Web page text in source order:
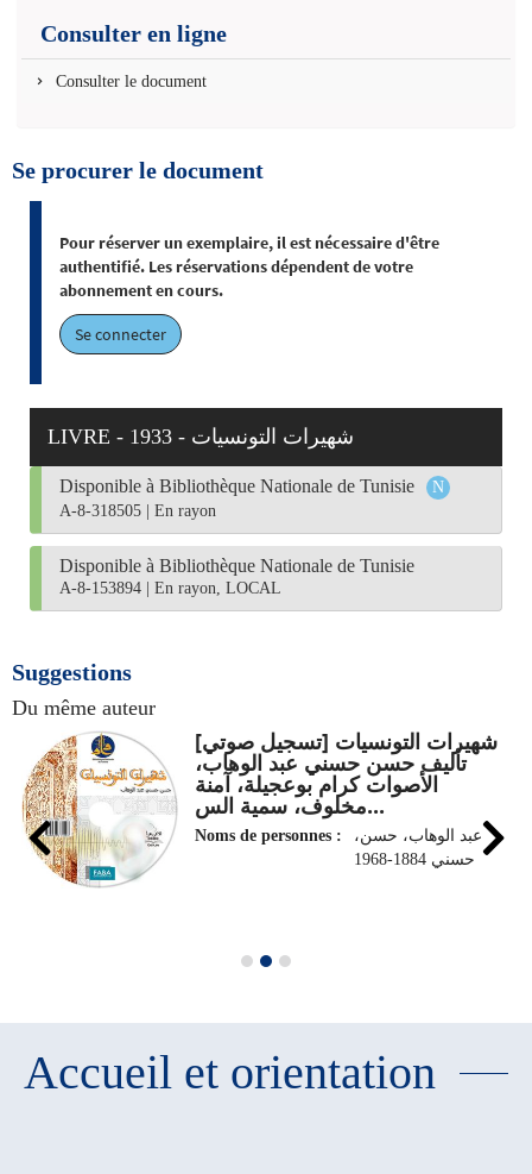
Consulter en ligne
Consulter le document
Se procurer le document
Pour réserver un exemplaire, il est nécessaire d'être
authentifié. Les réservations dépendent de votre
abonnement en cours.
Se connecter
LIVRE - 1933 - شهيرات التونسيات
Disponible à Bibliothèque Nationale de Tunisie
A-8-318505 En rayon
Disponible à Bibliothèque Nationale de Tunisie
A-8-153894 En rayon, LOCAL
Suggestions
Du même auteur
شهيرات التونسيات [تسجيل صوتي]
تأليف حسن حسني عبد الوهاب،
الأصوات كرام بوعجيلة، آمنة
مخلوف، سمية الس...
Noms de personnes :
،عبد الوهاب، حسن
حسني 1884-1968
Accueil et orientation